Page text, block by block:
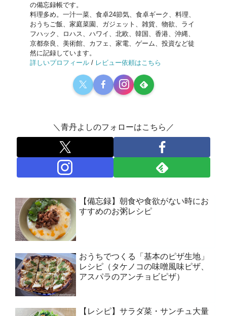
の備忘録帳です。
料理多め。一汁一菜、食卓24節気、食卓ギーク、料理、
おうちご飯、家庭菜園、ガジェット、雑貨、物欲、ライ
フハック、ロハス、ハワイ、北欧、韓国、香港、沖縄、
京都奈良、美術館、カフェ、家電、ゲーム、投資など徒
然に記録しています。
詳しいプロフィール / レビュー依頼はこちら
＼青丹よしのフォローはこちら／
【備忘録】朝食や食欲がない時にお
すすめのお粥レシピ
おうちでつくる「基本のピザ生地」
レシピ（タケノコの味噌風味ピザ、
アスパラのアンチョビピザ）
【レシピ】サラダ菜・サンチュ大量